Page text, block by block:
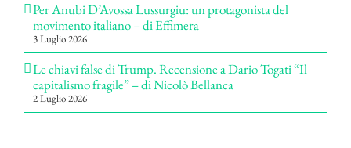
Per Anubi D’Avossa Lussurgiu: un protagonista del
movimento italiano – di Effimera
3 Luglio 2026
Le chiavi false di Trump. Recensione a Dario Togati “Il
capitalismo fragile” – di Nicolò Bellanca
2 Luglio 2026